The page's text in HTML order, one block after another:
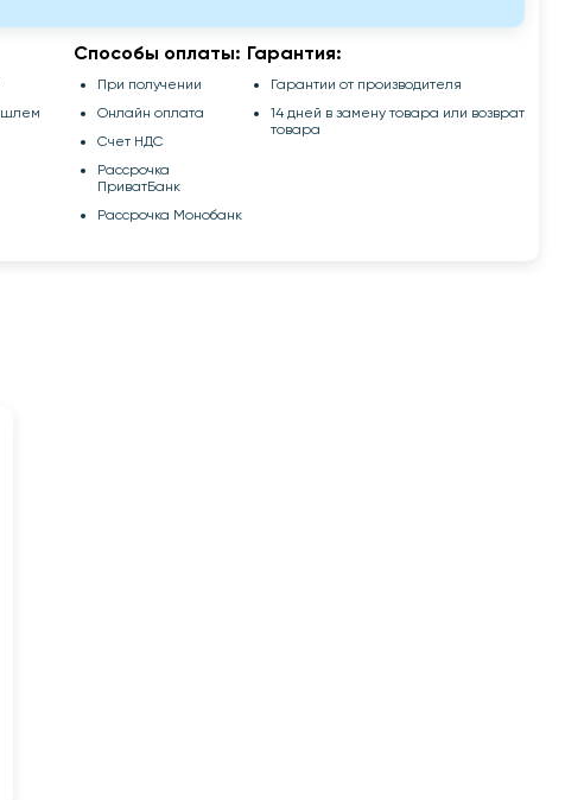
Способы оплаты:
При получении
Онлайн оплата
Счет НДС
Рассрочка
ПриватБанк
Рассрочка Монобанк
Гарантия:
Гарантии от производителя
14 дней в замену товара или возврат
товара